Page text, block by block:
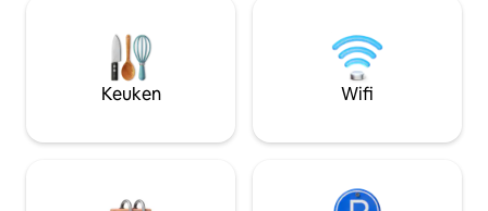
volle en Mini
varkens en
marshmallows in
een duik in je
Keuken Wifi